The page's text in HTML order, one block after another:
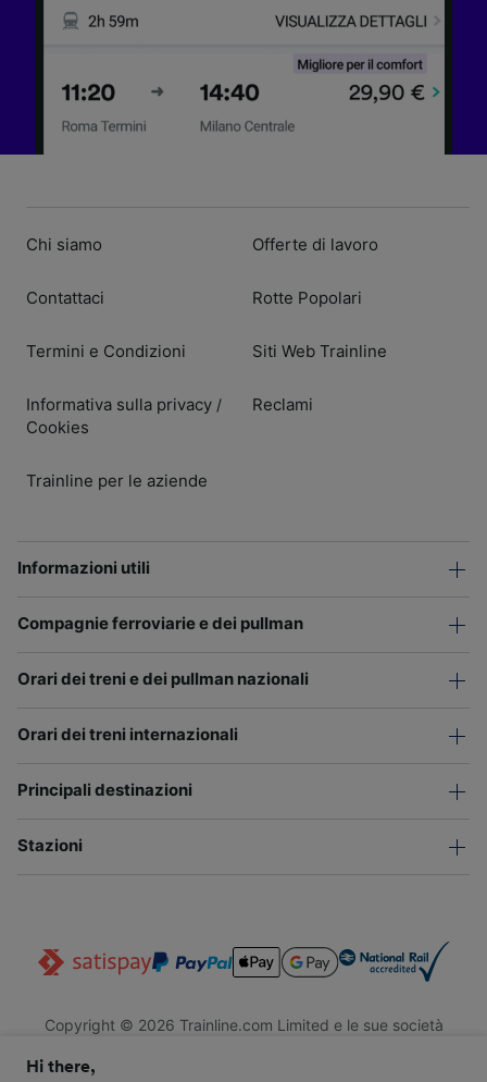
Chi siamo
Contattaci
Termini e Condizioni
Informativa sulla privacy /
Cookies
Trainline per le aziende
Offerte di lavoro
Rotte Popolari
Siti Web Trainline
Reclami
Informazioni utili
Compagnie ferroviarie e dei pullman
Orari dei treni e dei pullman nazionali
Orari dei treni internazionali
Principali destinazioni
Stazioni
Copyright © 2026 Trainline.com Limited e le sue società
Trainline.com Limited è registrata in Inghilterra e Galles. Società
Hi there,